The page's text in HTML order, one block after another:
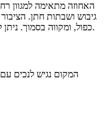
האחוזה מתאימה למגוון
גיבוש ושבתות חתן.
כפול, ומקווה בסמוך. ניתן להתאים את צ'ק-אאוט בתיאום מראש וגמיש.
המקום נגיש לנכים